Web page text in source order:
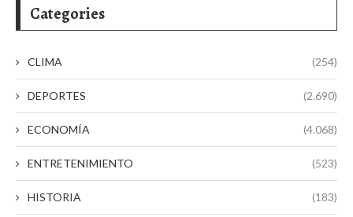
Categories
CLIMA (254)
DEPORTES (2.690)
ECONOMÍA (4.068)
ENTRETENIMIENTO (523)
HISTORIA (183)